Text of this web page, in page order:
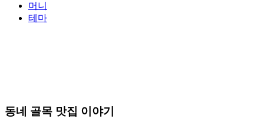
머니
테마
동네 골목 맛집 이야기